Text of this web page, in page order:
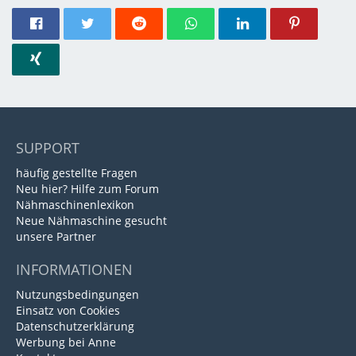
SUPPORT
häufig gestellte Fragen
Neu hier? Hilfe zum Forum
Nähmaschinenlexikon
Neue Nähmaschine gesucht
unsere Partner
INFORMATIONEN
Nutzungsbedingungen
Einsatz von Cookies
Datenschutzerklärung
Werbung bei Anne